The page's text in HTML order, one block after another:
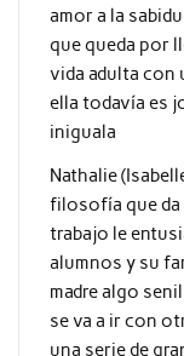
amor a la
que queda por
vida adulta con
ella todavía es
iniguala
Nathalie
filosofía que da
trabajo le
alumnos y su
madre algo
se va a ir con
una serie de